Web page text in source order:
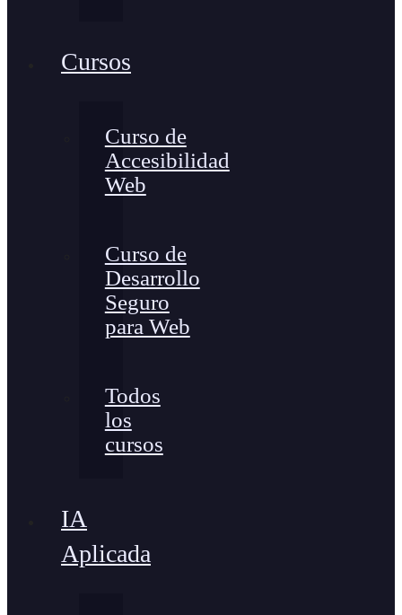
Cursos
Curso de
Accesibilidad
Web
Curso de
Desarrollo
Seguro
para Web
Todos
los
cursos
IA
Aplicada